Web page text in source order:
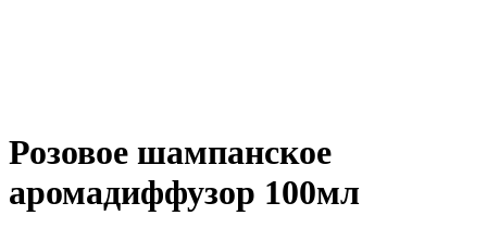
Розовое шампанское
аромадиффузор 100мл